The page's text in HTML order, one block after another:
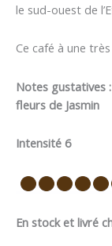
le sud-ouest de
Ce café à une
Notes gustatives
fleurs de Jasmin
Intensité 6
En stock et livré